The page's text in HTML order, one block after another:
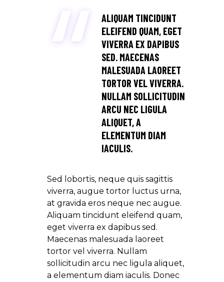
ALIQUAM TINCIDUNT
ELEIFEND QUAM, EGET
VIVERRA EX DAPIBUS
SED. MAECENAS
MALESUADA LAOREET
TORTOR VEL VIVERRA.
NULLAM SOLLICITUDIN
ARCU NEC LIGULA
ALIQUET, A
ELEMENTUM DIAM
IACULIS.
Sed lobortis, neque quis sagittis
viverra, augue tortor luctus urna,
at gravida eros neque nec augue.
Aliquam tincidunt eleifend quam,
eget viverra ex dapibus sed.
Maecenas malesuada laoreet
tortor vel viverra. Nullam
sollicitudin arcu nec ligula aliquet,
a elementum diam iaculis. Donec